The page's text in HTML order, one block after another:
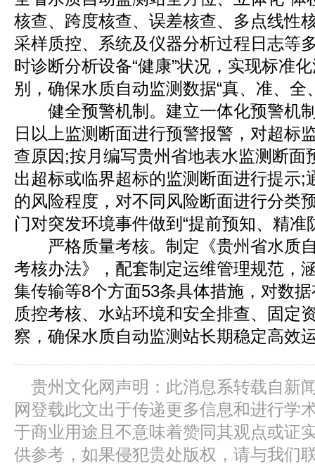
核查、跨度核查、误差核查、多点线性
采样质控、系统及仪器分析过程日志等
时诊断分析设备“健康”状况，实现标准
别，确保水质自动监测数据“真、准、全
健全预警机制。建立一体化预警机
日以上监测断面进行预警报警，对超标
查原因;按月编写贵州省地表水监测断面
出超标或临界超标的监测断面进行提示;
的风险程度，对不同风险断面进行分类
门对突发环境事件做到“提前预知、精准
严格质量考核。制定《贵州省水质
考核办法》，配套制定运维管理规范，
集传输等8个方面53条具体措施，对数
质控考核、水站环境和安全排查、固定
察，确保水质自动监测站长期稳定高效
贵州文化网声明：此消息系转载自新
网登载此文出于传递更多信息和进行学
于商业用途且不意味着赞同其观点或证
供参考，如果侵犯贵处版权，请与我们